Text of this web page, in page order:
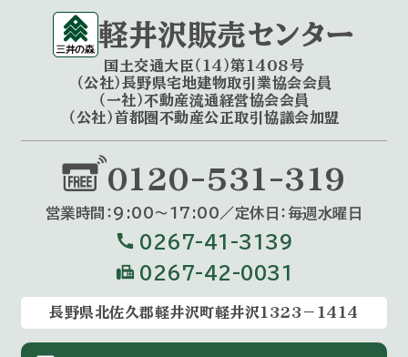
軽井沢販売センター
国土交通大臣（14）第1408号
（公社）長野県宅地建物取引業協会会員
（一社）不動産流通経営協会会員
（公社）首都圏不動産公正取引協議会加盟
0120-531-319
営業時間：9:00〜17:00／定休⽇：毎週⽔曜⽇
call 0267-41-3139
fax 0267-42-0031
長野県北佐久郡軽井沢町軽井沢1323－1414